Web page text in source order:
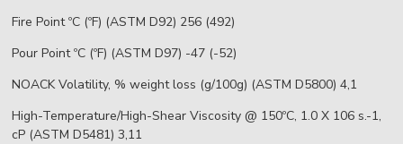
Fire Point ºC (ºF) (ASTM D92) 256 (492)
Pour Point ºC (ºF) (ASTM D97) -47 (-52)
NOACK Volatility, % weight loss (g/100g) (ASTM D5800) 4,1
High-Temperature/High-Shear Viscosity @ 150ºC, 1.0 X 106 s.-1,
cP (ASTM D5481) 3,11